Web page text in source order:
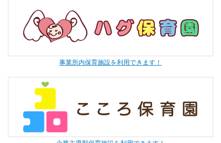
事業所内保育施設を利用できます！